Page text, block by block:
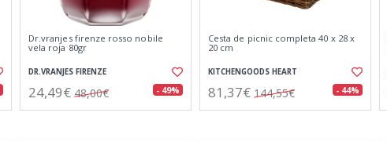
Dr.vranjes firenze rosso nobile
vela roja 80gr
DR.VRANJES FIRENZE
24,49€ 48,00€ - 49%
Cesta de picnic completa 40 x 28 x
20 cm
KITCHENGOODS HEART
81,37€ 144,55€ - 44%